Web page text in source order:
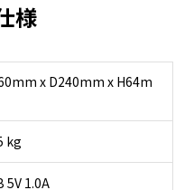
様
x D240mm x H64m
kg
5V 1.0A